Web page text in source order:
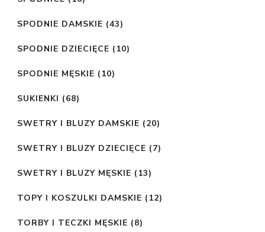
SPODNIE DAMSKIE (43)
SPODNIE DZIECIĘCE (10)
SPODNIE MĘSKIE (10)
SUKIENKI (68)
SWETRY I BLUZY DAMSKIE (20)
SWETRY I BLUZY DZIECIĘCE (7)
SWETRY I BLUZY MĘSKIE (13)
TOPY I KOSZULKI DAMSKIE (12)
TORBY I TECZKI MĘSKIE (8)